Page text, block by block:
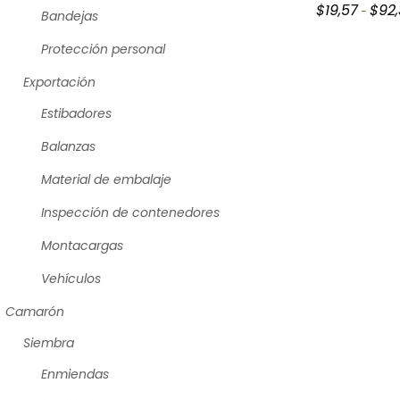
$19,57 - $
Bandejas
Protección personal
Exportación
Estibadores
Balanzas
Material de embalaje
Inspección de contenedores
Montacargas
Vehículos
Camarón
Siembra
Enmiendas